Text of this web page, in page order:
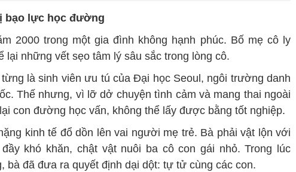
bạo lực học đường
2000 trong một gia đình không hạnh phúc. Bố mẹ cô ly
lại những vết sẹo tâm lý sâu sắc trong lòng cô.
là sinh viên ưu tú của Đại học Seoul, ngôi trường danh
Thế nhưng, vì lỡ dở chuyện tình cảm và mang thai ngoài
con đường học vấn, không thể lấy được bằng tốt nghiệp.
kinh tế đổ dồn lên vai người mẹ trẻ. Bà phải vật lộn với
khó khăn, chật vật nuôi ba cô con gái nhỏ. Trong lúc
bà đã đưa ra quyết định dại dột: tự tử cùng các con.